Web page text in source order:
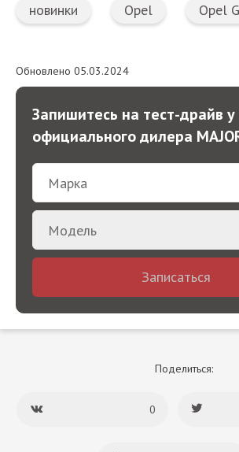
новинки Opel Opel
Обновлено 05.03.2024
Запишитесь на тест-драйв у
официального дилера
Записаться
Поделиться:
0